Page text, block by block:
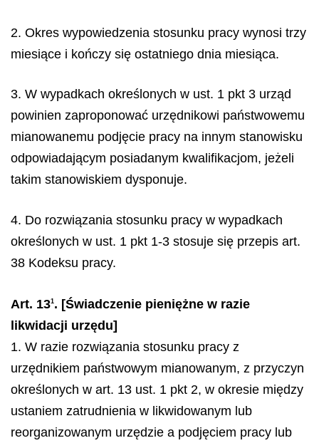
2. Okres wypowiedzenia stosunku pracy wynosi trzy
miesiące i kończy się ostatniego dnia miesiąca.
3. W wypadkach określonych w ust. 1 pkt 3 urząd
powinien zaproponować urzędnikowi państwowemu
mianowanemu podjęcie pracy na innym stanowisku
odpowiadającym posiadanym kwalifikacjom, jeżeli
takim stanowiskiem dysponuje.
4. Do rozwiązania stosunku pracy w wypadkach
określonych w ust. 1 pkt 1-3 stosuje się przepis art.
38 Kodeksu pracy.
Art. 131. [Świadczenie pieniężne w razie
likwidacji urzędu]
1. W razie rozwiązania stosunku pracy z
urzędnikiem państwowym mianowanym, z przyczyn
określonych w art. 13 ust. 1 pkt 2, w okresie między
ustaniem zatrudnienia w likwidowanym lub
reorganizowanym urzędzie a podjęciem pracy lub